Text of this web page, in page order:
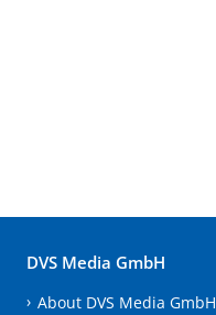
DVS Media GmbH
About DVS Media GmbH